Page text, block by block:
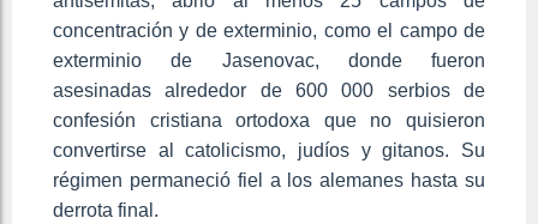
concentración y de exterminio,​ como el campo de
exterminio de Jasenovac, donde fueron
asesinadas alrededor de 600 000 serbios de
confesión cristiana ortodoxa que no quisieron
convertirse al catolicismo, judíos y gitanos. Su
régimen permaneció fiel a los alemanes hasta su
derrota final.